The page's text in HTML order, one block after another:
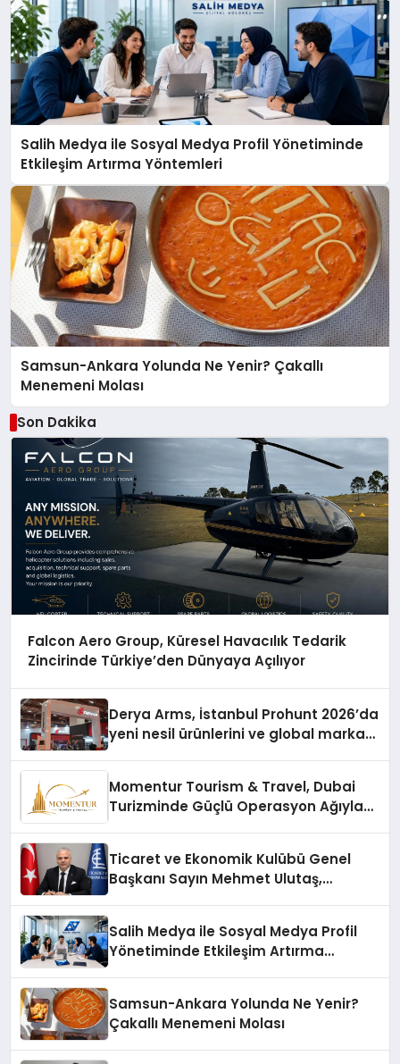
Salih Medya ile Sosyal Medya Profil Yönetiminde
Etkileşim Artırma Yöntemleri
Samsun-Ankara Yolunda Ne Yenir? Çakallı
Menemeni Molası
Son Dakika
Falcon Aero Group, Küresel Havacılık Tedarik
Zincirinde Türkiye’den Dünyaya Açılıyor
Derya Arms, İstanbul Prohunt 2026’da
yeni nesil ürünlerini ve global marka
Momentur Tourism & Travel, Dubai
Turizminde Güçlü Operasyon Ağıyla
Ticaret ve Ekonomik Kulübü Genel
Başkanı Sayın Mehmet Ulutaş,
Salih Medya ile Sosyal Medya Profil
Yönetiminde Etkileşim Artırma
Samsun-Ankara Yolunda Ne Yenir?
Çakallı Menemeni Molası